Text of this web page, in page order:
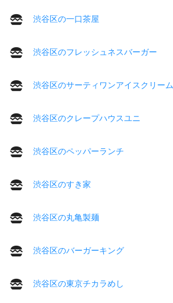
渋谷区の一口茶屋
渋谷区のフレッシュネスバーガー
渋谷区のサーティワンアイスクリーム
渋谷区のクレープハウスユニ
渋谷区のペッパーランチ
渋谷区のすき家
渋谷区の丸亀製麺
渋谷区のバーガーキング
渋谷区の東京チカラめし